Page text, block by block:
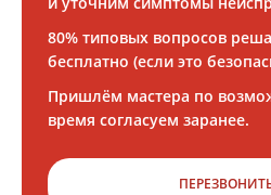
80% типовых вопросов
бесплатно (если это
Пришлём мастера по
время согласуем заранее.